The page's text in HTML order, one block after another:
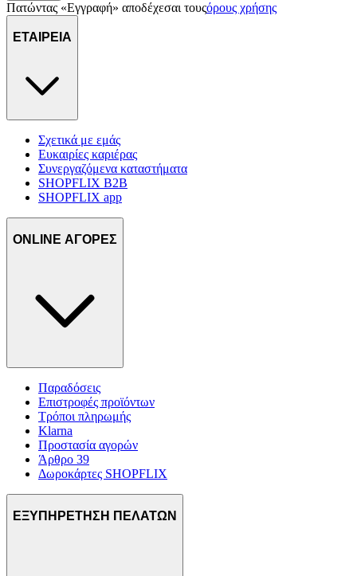
Πατώντας «Εγγραφή» αποδέχεσαι τουςόρους χρήσης
ΕΤΑΙΡΕΙΑ
Σχετικά με εμάς
Ευκαιρίες καριέρας
Συνεργαζόμενα καταστήματα
SHOPFLIX B2B
SHOPFLIX app
ONLINE ΑΓΟΡΕΣ
Παραδόσεις
Επιστροφές προϊόντων
Τρόποι πληρωμής
Klarna
Προστασία αγορών
Άρθρο 39
Δωροκάρτες SHOPFLIX
ΕΞΥΠΗΡΕΤΗΣΗ ΠΕΛΑΤΩΝ